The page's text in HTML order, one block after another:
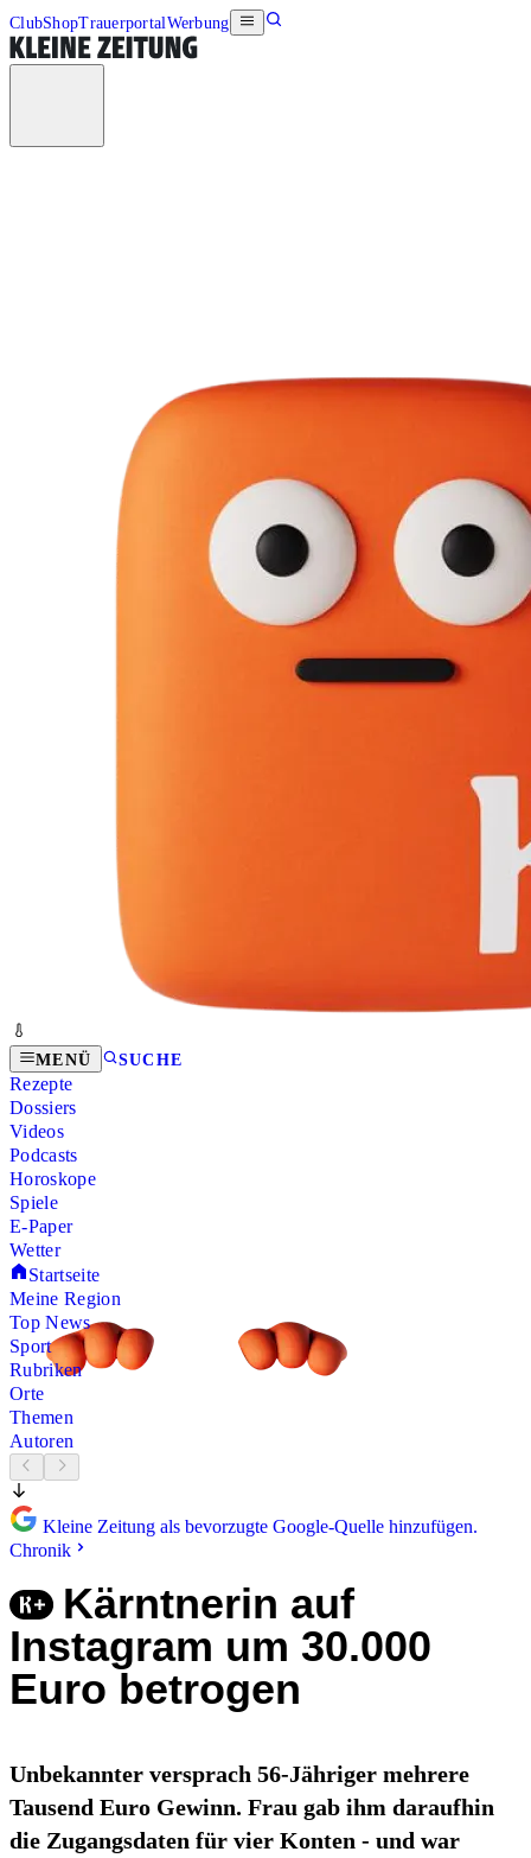
ClubShopTrauerportalWerbung
MENÜ SUCHE
Rezepte
Dossiers
Videos
Podcasts
Horoskope
Spiele
E-Paper
Wetter
Startseite
Meine Region
Top News
Sport
Rubriken
Orte
Themen
Autoren
Kleine Zeitung als bevorzugte Google-Quelle hinzufügen.
Chronik
Kärntnerin auf
Instagram um 30.000
Euro betrogen
Unbekannter versprach 56-Jähriger mehrere
Tausend Euro Gewinn. Frau gab ihm daraufhin
die Zugangsdaten für vier Konten - und war